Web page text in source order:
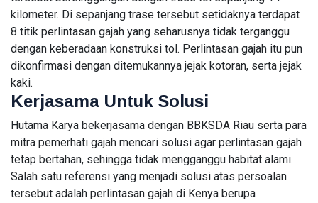
Uang Muka
BRMS
Turun 21
Persen,
Laba
Merosot 40
Persen dan
Operasi
Negatif
2026
views
Dapur MBG
Jagakarsa
008
Membakar
Sampah di
Halaman,
Inilah
Gambarnya
03
Aug,
2026
102
views
FEATURED
kilometer. Di sepanjang trase tersebut setidaknya terdapat
8 titik perlintasan gajah yang seharusnya tidak terganggu
dengan keberadaan konstruksi tol. Perlintasan gajah itu pun
dikonfirmasi dengan ditemukannya jejak kotoran, serta jejak
kaki.
Kerjasama Untuk Solusi
Hutama Karya bekerjasama dengan BBKSDA Riau serta para
mitra pemerhati gajah mencari solusi agar perlintasan gajah
tetap bertahan, sehingga tidak mengganggu habitat alami.
Salah satu referensi yang menjadi solusi atas persoalan
tersebut adalah perlintasan gajah di Kenya berupa